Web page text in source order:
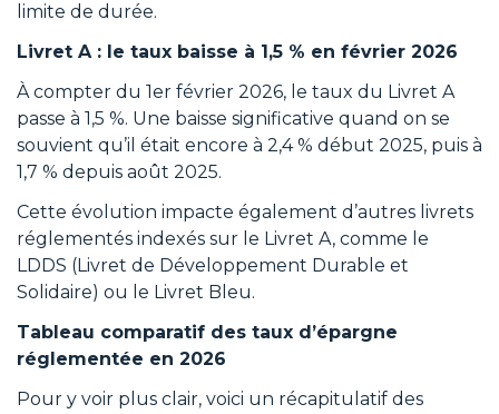
limite de durée.
Livret A : le taux baisse à 1,5 % en février 2026
À compter du 1er février 2026, le taux du Livret A
passe à 1,5 %. Une baisse significative quand on se
souvient qu’il était encore à 2,4 % début 2025, puis à
1,7 % depuis août 2025.
Cette évolution impacte également d’autres livrets
réglementés indexés sur le Livret A, comme le
LDDS (Livret de Développement Durable et
Solidaire) ou le Livret Bleu.
Tableau comparatif des taux d’épargne
réglementée en 2026
Pour y voir plus clair, voici un récapitulatif des